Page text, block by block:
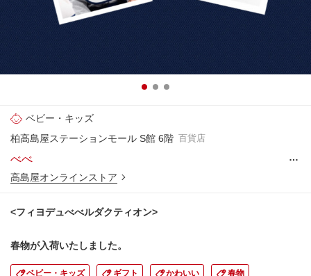
ベビー・キッズ
柏高島屋ステーションモール S館 6階 百貨店
べべ
…
高島屋オンラインストア
<フィヨデュべべルダクティオン>
春物が入荷いたしました。
ベビー・キッズ ギフト かわいい 春物